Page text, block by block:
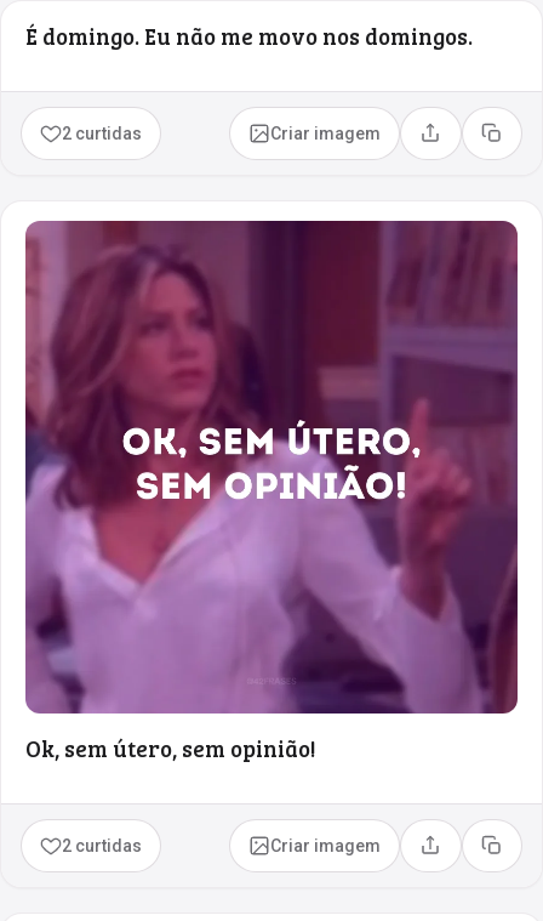
É domingo. Eu não me movo nos domingos.
2 curtidas Criar imagem Compartilhar
Copiar
Ok, sem útero, sem opinião!
2 curtidas Criar imagem Compartilhar
Copiar